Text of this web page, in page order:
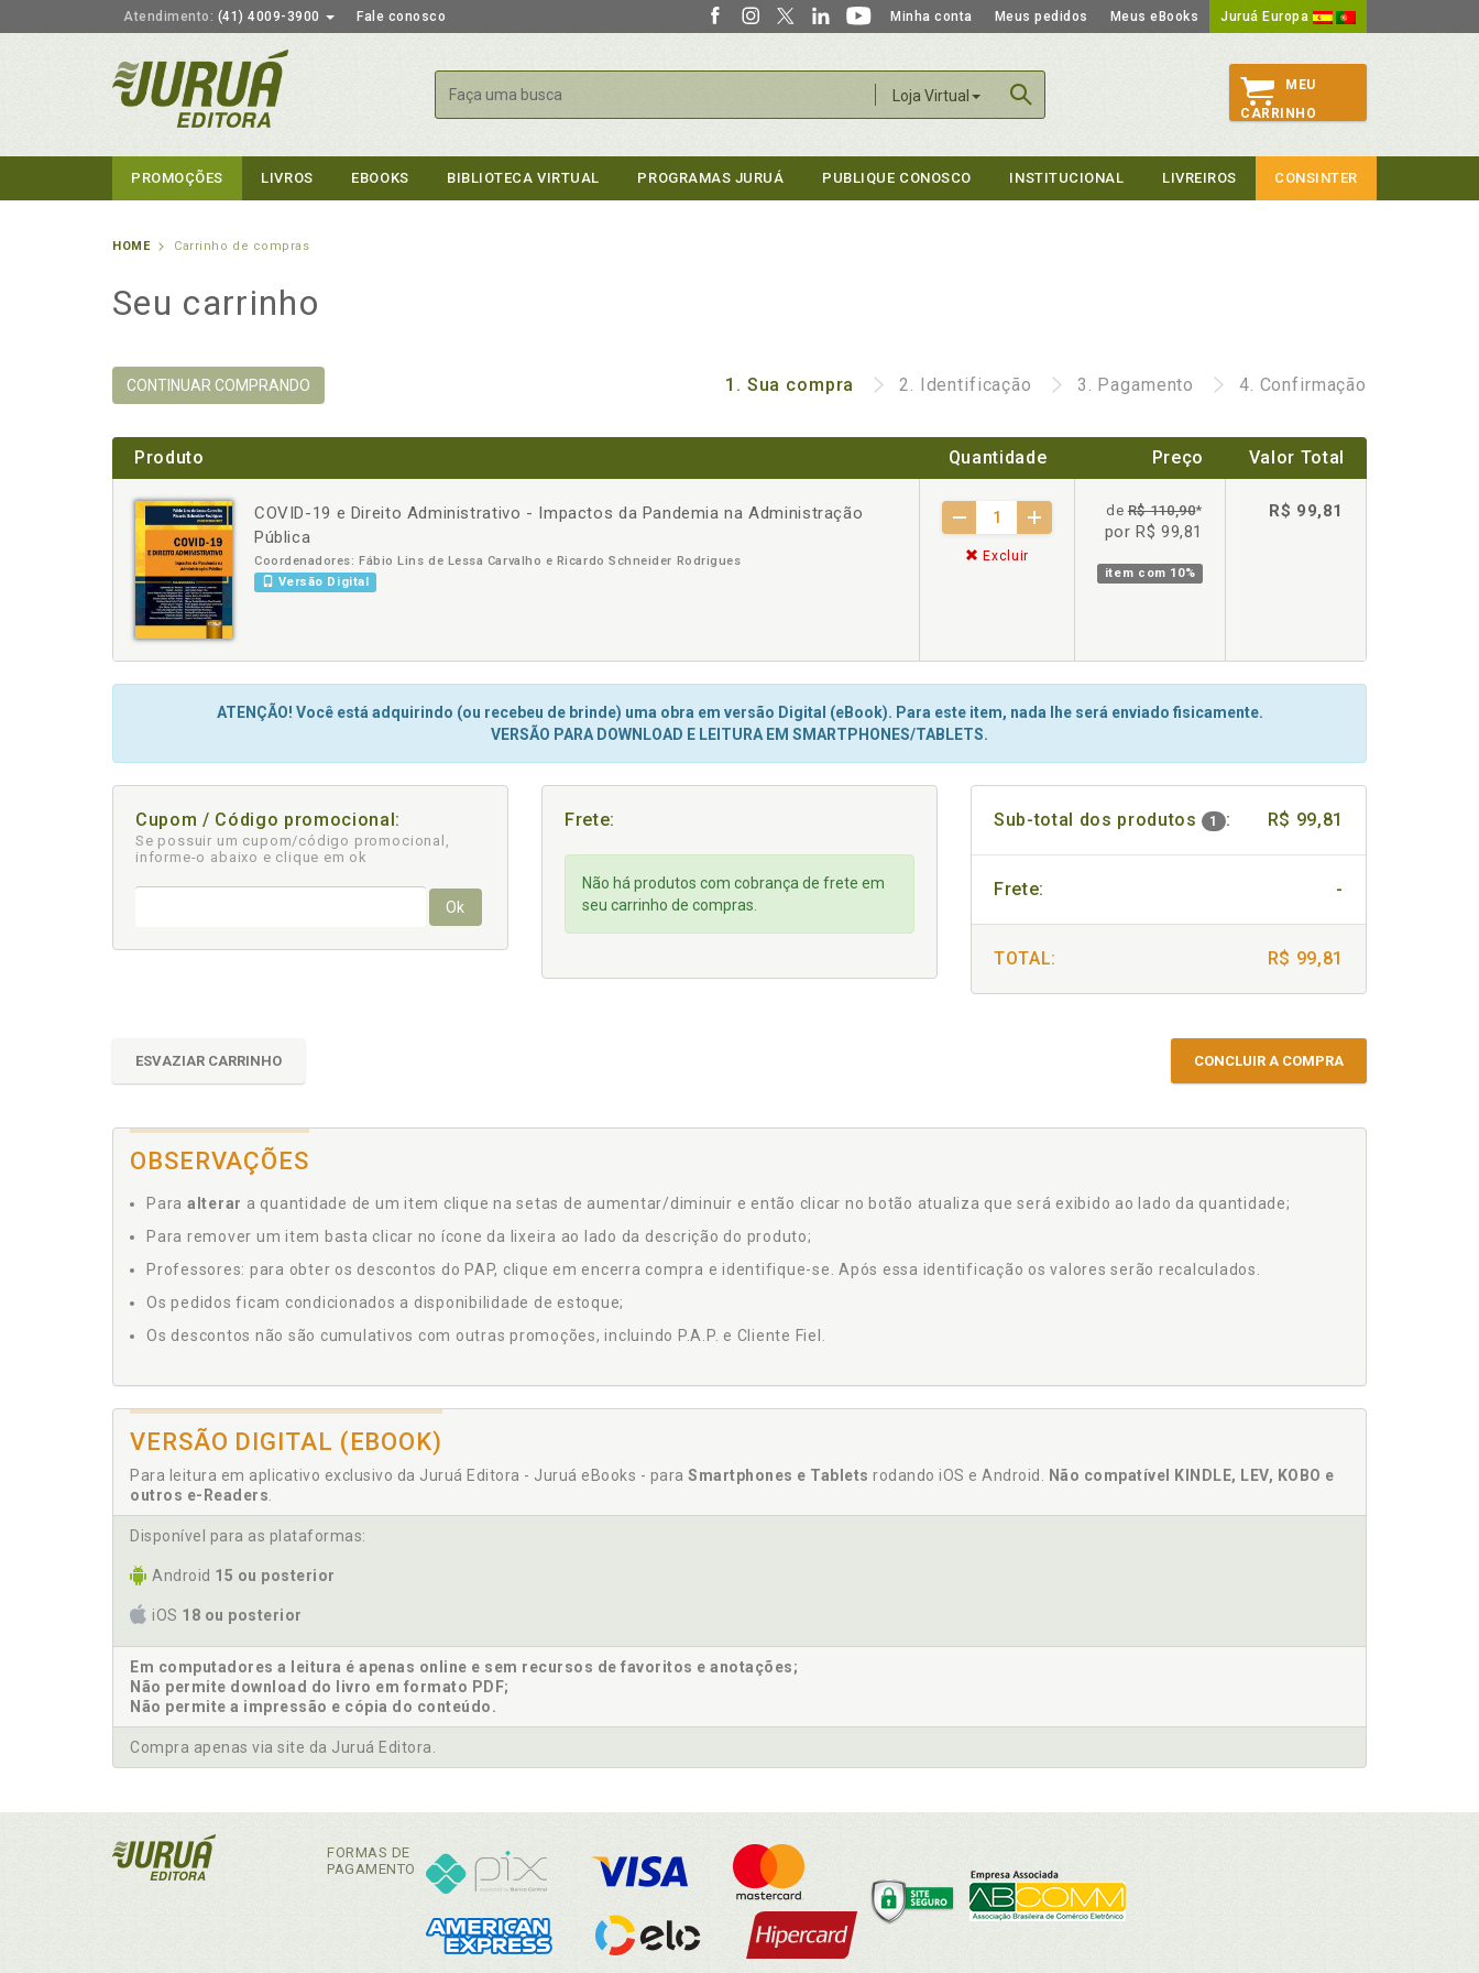
Atendimento: (41) 4009-3900 Fale conosco Minha conta Meus pedidos Meus eBooks Juruá Europa
Loja Virtual
Buscar
MEU
CARRINHO
PROMOÇÕES LIVROS EBOOKS BIBLIOTECA VIRTUAL PROGRAMAS JURUÁ PUBLIQUE CONOSCO INSTITUCIONAL LIVREIROS CONSINTER
HOME Carrinho de compras
Seu carrinho
CONTINUAR COMPRANDO 1. Sua compra 2. Identificação 3. Pagamento 4. Confirmação
Produto Quantidade Preço Valor Total
COVID-19 e Direito Administrativo - Impactos da Pandemia na Administração
Pública
Coordenadores: Fábio Lins de Lessa Carvalho e Ricardo Schneider Rodrigues
Versão Digital
- +
Excluir
deR$ 110,90*
por R$ 99,81
item com 10%
R$ 99,81
ATENÇÃO! Você está adquirindo (ou recebeu de brinde) uma obra em versão Digital (eBook). Para este item, nada lhe será enviado fisicamente.
VERSÃO PARA DOWNLOAD E LEITURA EM SMARTPHONES/TABLETS.
Cupom / Código promocional:
Se possuir um cupom/código promocional,
informe-o abaixo e clique em ok
Ok
Frete:
Não há produtos com cobrança de frete em
seu carrinho de compras.
Sub-total dos produtos 1 : R$ 99,81
Frete: -
TOTAL: R$ 99,81
ESVAZIAR CARRINHO CONCLUIR A COMPRA
OBSERVAÇÕES
Para alterar a quantidade de um item clique na setas de aumentar/diminuir e então clicar no botão atualiza que será exibido ao lado da quantidade;
Para remover um item basta clicar no ícone da lixeira ao lado da descrição do produto;
Professores: para obter os descontos do PAP, clique em encerra compra e identifique-se. Após essa identificação os valores serão recalculados.
Os pedidos ficam condicionados a disponibilidade de estoque;
Os descontos não são cumulativos com outras promoções, incluindo P.A.P. e Cliente Fiel.
VERSÃO DIGITAL (EBOOK)
Para leitura em aplicativo exclusivo da Juruá Editora - Juruá eBooks - para Smartphones e Tablets rodando iOS e Android.
Não compatível KINDLE, LEV, KOBO e
outros e-Readers
Disponível para as plataformas:
Android 15 ou posterior
iOS 18 ou posterior
Em computadores a leitura é apenas online e sem recursos de favoritos e anotações;
Não permite download do livro em formato PDF;
Não permite a impressão e cópia do conteúdo.
Compra apenas via site da Juruá Editora.
FORMAS DE
PAGAMENTO